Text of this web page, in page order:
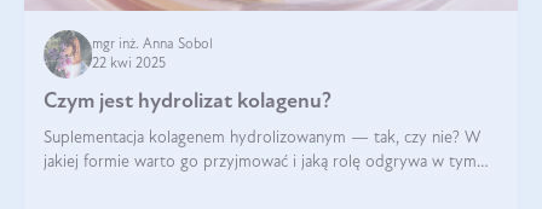
mgr inż. Anna Sobol
22 kwi 2025
Czym jest hydrolizat kolagenu?
Suplementacja kolagenem hydrolizowanym — tak, czy nie? W
jakiej formie warto go przyjmować i jaką rolę odgrywa w tym